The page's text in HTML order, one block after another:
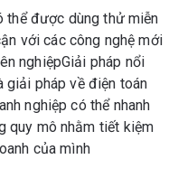
thể được dùng thử miễn
với các công nghệ mới
nghiệpGiải pháp nổi
giải pháp về điện toán
nghiệp có thể nhanh
quy mô nhằm tiết kiệm
của mình